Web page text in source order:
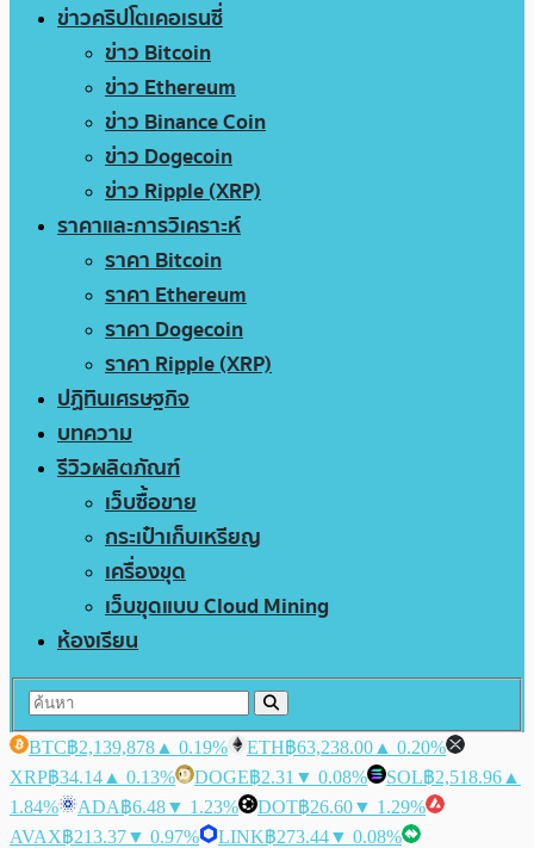
ข่าวคริปโตเคอเรนซี่
ข่าว Bitcoin
ข่าว Ethereum
ข่าว Binance Coin
ข่าว Dogecoin
ข่าว Ripple (XRP)
ราคาและการวิเคราะห์
ราคา Bitcoin
ราคา Ethereum
ราคา Dogecoin
ราคา Ripple (XRP)
ปฏิทินเศรษฐกิจ
บทความ
รีวิวผลิตภัณฑ์
เว็บซื้อขาย
กระเป๋าเก็บเหรียญ
เครื่องขุด
เว็บขุดแบบ Cloud Mining
ห้องเรียน
BTC฿2,139,878 ▲ 0.19% ETH฿63,238.00 ▲ 0.20%
XRP฿34.14 ▲ 0.13% DOGE฿2.31 ▼ 0.08% SOL฿2,518.96 ▲
1.84%
ADA฿6.48▼ 1.23% DOT฿26.60▼ 1.29%
AVAX฿213.37▼ 0.97% LINK฿273.44▼ 0.08%